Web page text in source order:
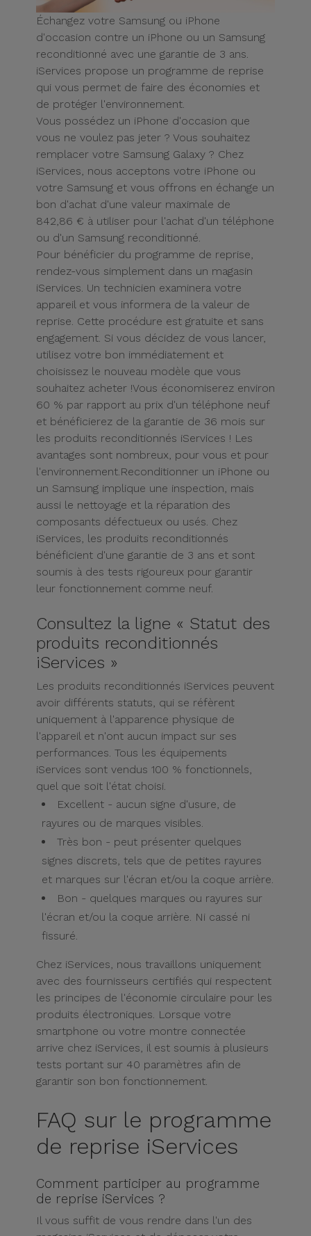
Samsung
Xiaomi
Huawei
Oppo
OnePlus
Google
Dyson
TCL
Autres
Marques
Voir
tout
Apple Watch
Reconditionnés
Reconditionnés
iMacs
Reconditionnés
Consoles de
Jeux
Reconditionnées
Voir
tout
Adaptateurs
Coques et
Protections
d'Écran
Batteries
Externes
Chargeurs
Ecouteurs
Enceintes
Montres
Connectées
Bracelets
Chaînes
de
Téléphone
Gadgets
Hygiène
Maison
Portefeuilles,
Étuis et Sacs
Traceurs et
Accessoires
Auto et
Vélo
Accessoires
d'ordinateur
Accessoires
Voir
Échangez votre Samsung ou iPhone
d'occasion contre un iPhone ou un Samsung
reconditionné avec une garantie de 3 ans.
iServices propose un programme de reprise
qui vous permet de faire des économies et
de protéger l'environnement.
Vous possédez un iPhone d'occasion que
vous ne voulez pas jeter ? Vous souhaitez
remplacer votre Samsung Galaxy ? Chez
iServices, nous acceptons votre iPhone ou
votre Samsung et vous offrons en échange un
bon d'achat d'une valeur maximale de
842,86 € à utiliser pour l'achat d'un téléphone
ou d'un Samsung reconditionné.
Pour bénéficier du programme de reprise,
rendez-vous simplement dans un magasin
iServices. Un technicien examinera votre
appareil et vous informera de la valeur de
reprise. Cette procédure est gratuite et sans
engagement. Si vous décidez de vous lancer,
utilisez votre bon immédiatement et
choisissez le nouveau modèle que vous
souhaitez acheter !Vous économiserez environ
60 % par rapport au prix d'un téléphone neuf
et bénéficierez de la garantie de 36 mois sur
les produits reconditionnés iServices ! Les
avantages sont nombreux, pour vous et pour
l'environnement.Reconditionner un iPhone ou
un Samsung implique une inspection, mais
aussi le nettoyage et la réparation des
composants défectueux ou usés. Chez
iServices, les produits reconditionnés
bénéficient d'une garantie de 3 ans et sont
soumis à des tests rigoureux pour garantir
leur fonctionnement comme neuf.
Consultez la ligne « Statut des
produits reconditionnés
iServices »
Les produits reconditionnés iServices peuvent
avoir différents statuts, qui se réfèrent
uniquement à l'apparence physique de
l'appareil et n'ont aucun impact sur ses
performances. Tous les équipements
iServices sont vendus 100 % fonctionnels,
quel que soit l'état choisi.
Excellent - aucun signe d'usure, de
rayures ou de marques visibles.
Très bon - peut présenter quelques
signes discrets, tels que de petites rayures
et marques sur l'écran et/ou la coque arrière.
Bon - quelques marques ou rayures sur
l'écran et/ou la coque arrière. Ni cassé ni
fissuré.
Chez iServices, nous travaillons uniquement
avec des fournisseurs certifiés qui respectent
les principes de l'économie circulaire pour les
produits électroniques. Lorsque votre
smartphone ou votre montre connectée
arrive chez iServices, il est soumis à plusieurs
tests portant sur 40 paramètres afin de
garantir son bon fonctionnement.
FAQ sur le programme
de reprise iServices
Comment participer au programme
de reprise iServices ?
Il vous suffit de vous rendre dans l'un des